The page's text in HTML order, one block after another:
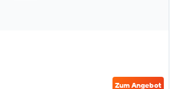
Zum Angebot